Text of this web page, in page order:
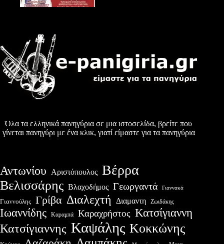
Όλα τα ελληνικά πανηγύρια σε μια ιστοσελίδα, βρείτε που
γίνεται πανηγύρι με ένα κλικ, γιατί είμαστε για τα πανηγύρια
Αντωνίου Αριστόπουλος Βέρρα
Βελισσάρης Βλαχοδήμος Γεωργαντά Γιαννακά
Γιαννούλης Γρίβα Διαλεχτή Διαμαντη Ζωιδάκης
Ιωαννίδης Καραμπά Καραχρήστος Κατσίγιαννη
Κατσίγιαννης Καψάλης Κοκκώνης